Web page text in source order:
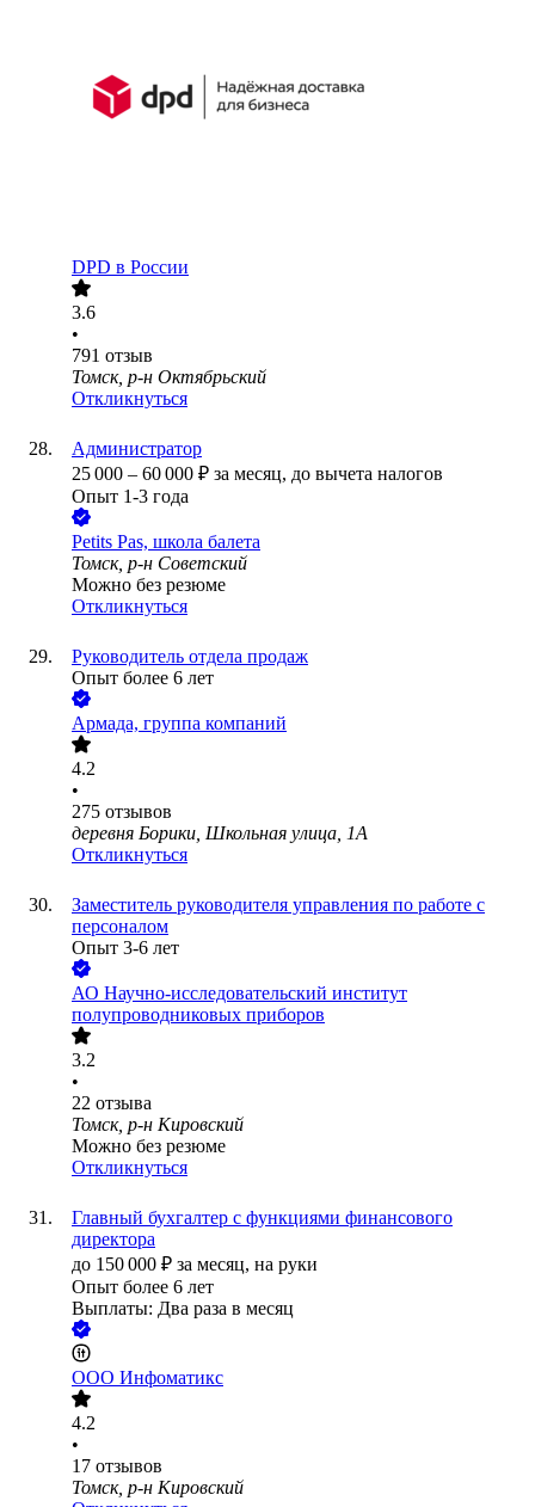
DPD в России
3.6
•
791 отзыв
Томск, р-н Октябрьский
Откликнуться
Администратор
25 000 – 60 000 ₽ за месяц, до вычета налогов
Опыт 1-3 года
Petits Pas, школа балета
Томск, р-н Советский
Можно без резюме
Откликнуться
Руководитель отдела продаж
Опыт более 6 лет
Армада, группа компаний
4.2
•
275 отзывов
деревня Борики, Школьная улица, 1А
Откликнуться
Заместитель руководителя управления по работе с
персоналом
Опыт 3-6 лет
АО Научно-исследовательский институт
полупроводниковых приборов
3.2
•
22 отзыва
Томск, р-н Кировский
Можно без резюме
Откликнуться
Главный бухгалтер с функциями финансового
директора
до 150 000 ₽ за месяц, на руки
Опыт более 6 лет
Выплаты: Два раза в месяц
ООО Инфоматикс
4.2
•
17 отзывов
Томск, р-н Кировский